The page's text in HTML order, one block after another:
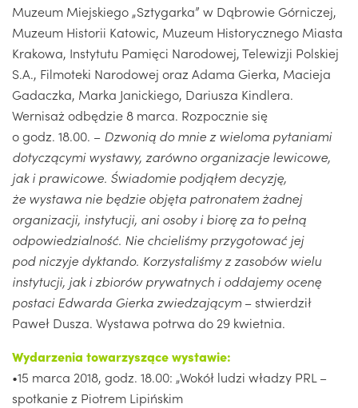
Muzeum Miejskiego „Sztygarka” w Dąbrowie Górniczej,
Muzeum Historii Katowic, Muzeum Historycznego Miasta
Krakowa, Instytutu Pamięci Narodowej, Telewizji Polskiej
S.A., Filmoteki Narodowej oraz Adama Gierka, Macieja
Gadaczka, Marka Janickiego, Dariusza Kindlera.
Wernisaż odbędzie 8 marca. Rozpocznie się
o godz. 18.00. – Dzwonią do mnie z wieloma pytaniami
dotyczącymi wystawy, zarówno organizacje lewicowe,
jak i prawicowe. Świadomie podjąłem decyzję,
że wystawa nie będzie objęta patronatem żadnej
organizacji, instytucji, ani osoby i biorę za to pełną
odpowiedzialność. Nie chcieliśmy przygotować jej
pod niczyje dyktando. Korzystaliśmy z zasobów wielu
instytucji, jak i zbiorów prywatnych i oddajemy ocenę
postaci Edwarda Gierka zwiedzającym – stwierdził
Paweł Dusza. Wystawa potrwa do 29 kwietnia.
Wydarzenia towarzyszące wystawie:
•15 marca 2018, godz. 18.00: „Wokół ludzi władzy PRL –
spotkanie z Piotrem Lipińskim